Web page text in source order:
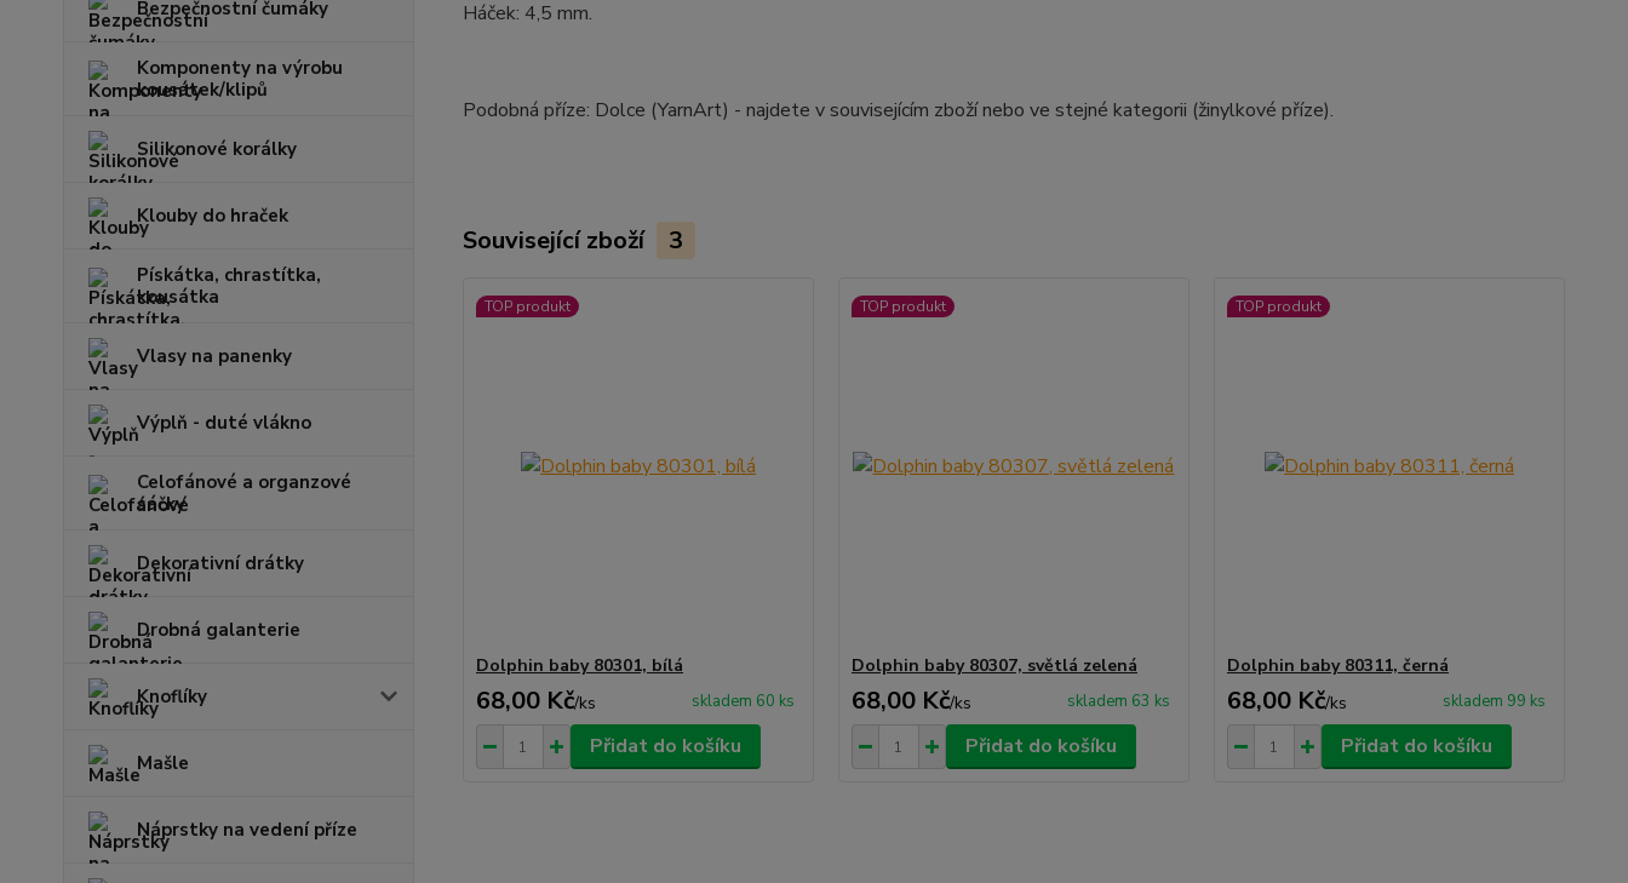
Bezpečnostní čumáky
Komponenty na výrobu
kousátek/klipů
Silikonové korálky
Klouby do hraček
Pískátka, chrastítka,
kousátka
Vlasy na panenky
Výplň - duté vlákno
Celofánové a organzové
sáčky
Dekorativní drátky
Drobná galanterie
Knoflíky
Mašle
Náprstky na vedení příze
Háček: 4,5 mm.
Podobná příze: Dolce (YarnArt) - najdete v souvisejícím zboží nebo ve stejné kategorii (žinylkové příze).
Související zboží 3
TOP produkt
Dolphin baby 80301, bílá
68,00 Kč/ks skladem 60 ks
Přidat do košíku
TOP produkt
Dolphin baby 80307, světlá zelená
68,00 Kč/ks skladem 63 ks
Přidat do košíku
TOP produkt
Dolphin baby 80311, černá
68,00 Kč/ks skladem 99 ks
Přidat do košíku